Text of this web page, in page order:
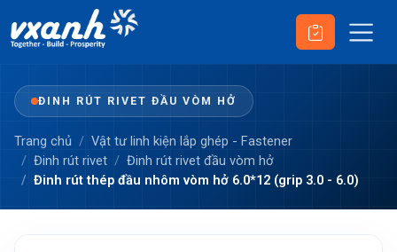
ĐINH RÚT RIVET ĐẦU VÒM HỞ
Trang chủ
Vật tư linh kiện lắp ghép - Fastener
Đinh rút rivet
Đinh rút rivet đầu vòm hở
Đinh rút thép đầu nhôm vòm hở 6.0*12 (grip 3.0 - 6.0)